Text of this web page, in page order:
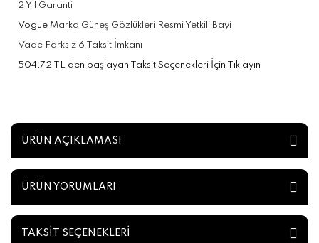
2 Yıl Garanti
Vogue Marka Güneş Gözlükleri Resmi Yetkili Bayi
Vade Farksız 6 Taksit İmkanı
504,72 TL den başlayan Taksit Seçenekleri İçin Tıklayın
ÜRÜN AÇIKLAMASI
ÜRÜN YORUMLARI
TAKSİT SEÇENEKLERİ